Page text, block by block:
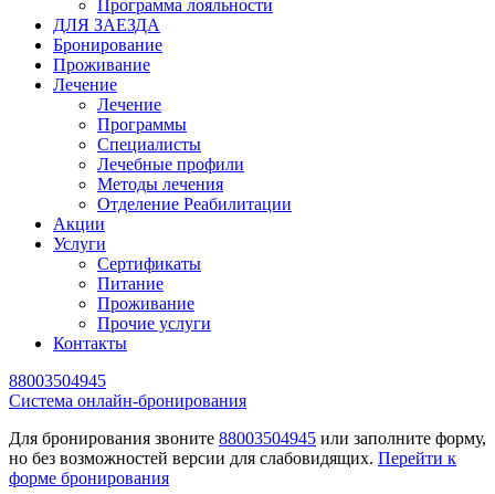
Программа лояльности
ДЛЯ ЗАЕЗДА
Бронирование
Проживание
Лечение
Лечение
Программы
Специалисты
Лечебные профили
Методы лечения
Отделение Реабилитации
Акции
Услуги
Сертификаты
Питание
Проживание
Прочие услуги
Контакты
88003504945
Cистема онлайн-бронирования
Для бронирования звоните 88003504945 или заполните форму,
но без возможностей версии для слабовидящих. Перейти к
форме бронирования